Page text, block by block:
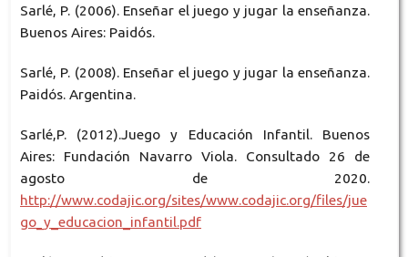
Sarlé, P. (2006). Enseñar el juego y jugar la enseñanza.
Buenos Aires: Paidós.
Sarlé, P. (2008). Enseñar el juego y jugar la enseñanza.
Paidós. Argentina.
Sarlé,P. (2012).Juego y Educación Infantil. Buenos
Aires: Fundación Navarro Viola. Consultado 26 de
agosto de 2020.
http://www.codajic.org/sites/www.codajic.org/files/jue
go_y_educacion_infantil.pdf